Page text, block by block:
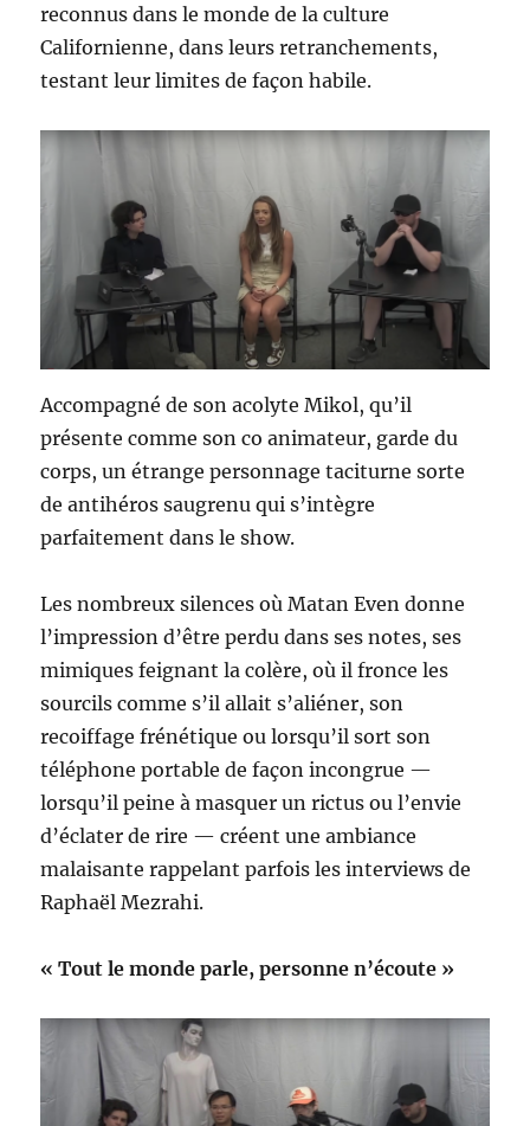
reconnus dans le monde de la culture
Californienne, dans leurs retranchements,
testant leur limites de façon habile.
Accompagné de son acolyte Mikol, qu’il
présente comme son co animateur, garde du
corps, un étrange personnage taciturne sorte
de antihéros saugrenu qui s’intègre
parfaitement dans le show.
Les nombreux silences où Matan Even donne
l’impression d’être perdu dans ses notes, ses
mimiques feignant la colère, où il fronce les
sourcils comme s’il allait s’aliéner, son
recoiffage frénétique ou lorsqu’il sort son
téléphone portable de façon incongrue —
lorsqu’il peine à masquer un rictus ou l’envie
d’éclater de rire — créent une ambiance
malaisante rappelant parfois les interviews de
Raphaël Mezrahi.
« Tout le monde parle, personne n’écoute »